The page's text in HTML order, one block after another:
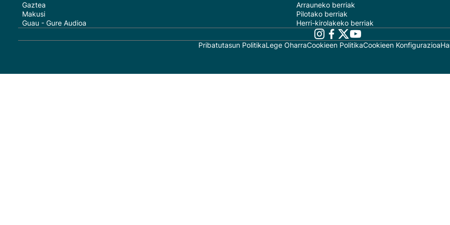
Gaztea
Makusi
Guau - Gure Audioa
Arrauneko berriak
Pilotako berriak
Herri-kirolakeko berriak
Pribatutasun PolitikaLege OharraCookieen PolitikaCookieen Konfigurazioa